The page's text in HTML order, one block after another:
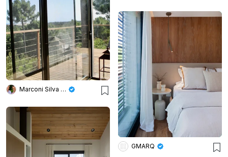
Marconi Silva Arquitectos
GMARQ